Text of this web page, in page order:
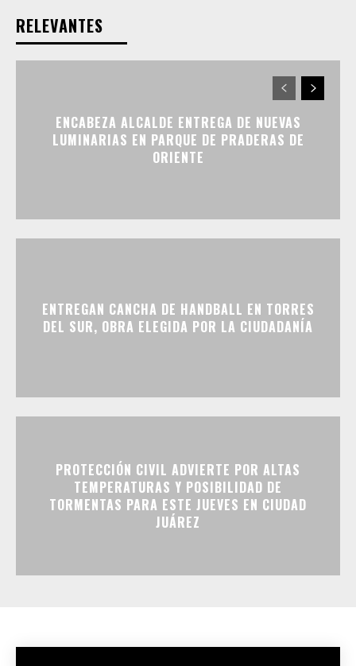
RELEVANTES
ENCABEZA ALCALDE ENTREGA DE NUEVAS
LUMINARIAS EN PARQUE DE PRADERAS DE
ORIENTE
ENTREGAN CANCHA DE HANDBALL EN TORRES
DEL SUR, OBRA ELEGIDA POR LA CIUDADANÍA
PROTECCIÓN CIVIL ADVIERTE POR ALTAS
TEMPERATURAS Y POSIBILIDAD DE
TORMENTAS PARA ESTE JUEVES EN CIUDAD
JUÁREZ